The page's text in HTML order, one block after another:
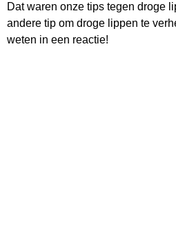
Dat waren onze tips tegen droge
andere tip om droge lippen te
weten in een reactie!